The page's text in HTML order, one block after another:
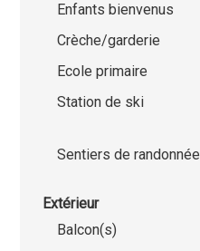
Enfants bienvenus
Crèche/garderie
Ecole primaire
Station de ski
Sentiers de randonnée
Extérieur
Balcon(s)